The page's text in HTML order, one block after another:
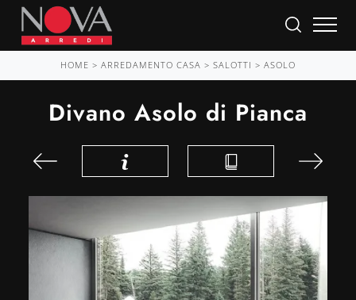
HOME > ARREDAMENTO CASA > SALOTTI > ASOLO
Divano Asolo di Pianca